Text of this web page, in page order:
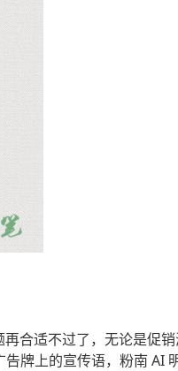
合适不过了，无论是促
牌上的宣传语，粉南 AI